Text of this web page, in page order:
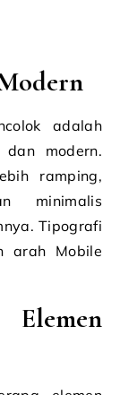
adalah
modern.
ramping,
minimalis
Tipografi
arah Mobile